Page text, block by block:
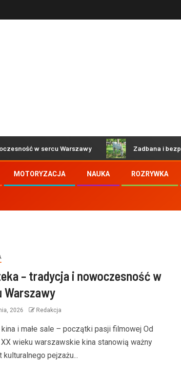
sercu Warszawy Zadbana i bezpieczna
MOTORYZACJA NAUKA ROZRYWKA
– tradycja i nowoczesność w
Warszawy
2026 Redakcja
i małe sale – początki pasji filmowej Od
XX wieku warszawskie kina stanowią ważny
kulturalnego pejzażu...